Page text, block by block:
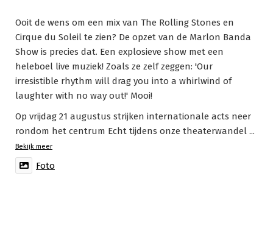
Ooit de wens om een mix van The Rolling Stones en
Cirque du Soleil te zien? De opzet van de Marlon Banda
Show is precies dat. Een explosieve show met een
heleboel live muziek! Zoals ze zelf zeggen: 'Our
irresistible rhythm will drag you into a whirlwind of
laughter with no way out!' Mooi!
Op vrijdag 21 augustus strijken internationale acts neer
rondom het centrum Echt tijdens onze theaterwandel ...
Bekijk meer
Foto